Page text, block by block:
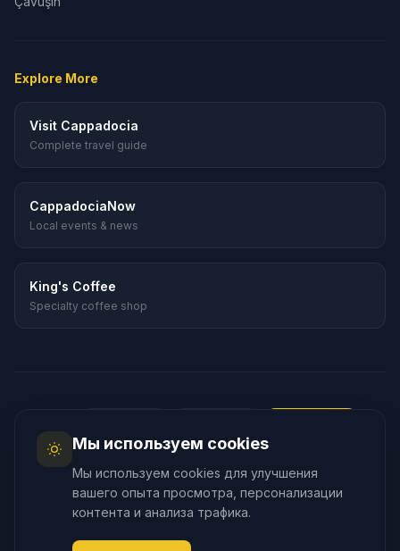
Explore More
Visit Cappadocia
Complete travel guide
CappadociaNow
Local events & news
King's Coffee
Specialty coffee shop
🇰🇷 한국어 🇯🇵 日本語 🇪🇸
🇲🇾 Bahasa Melayu
Мы используем cookies
Мы используем cookies для улучшения
вашего опыта просмотра, персонализации
контента и анализа трафика.